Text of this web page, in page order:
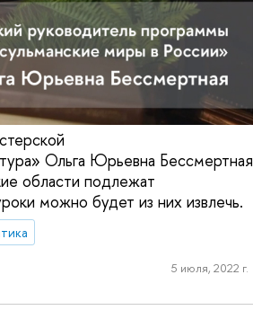
Ольга Юрьевна Бессмертная
области подлежат
можно будет из них извлечь.
5 июля, 2022 г.